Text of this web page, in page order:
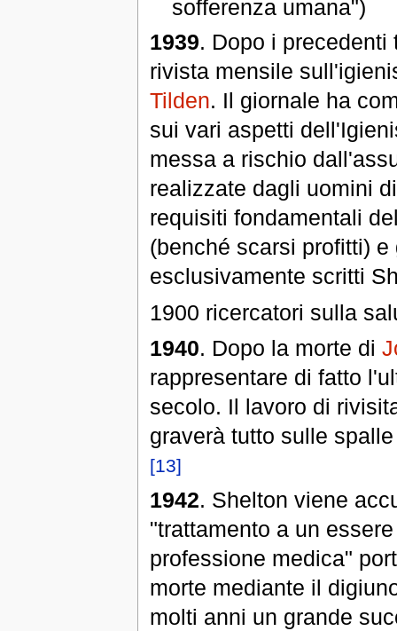
sofferenza umana")
1939. Dopo i
rivista mensile
Tilden. Il giornale ha
sui vari aspetti
messa a rischio
realizzate dagli uomini
requisiti fondamentali
(benché scarsi profitti)
esclusivamente scritti
1900 ricercatori sulla
1940. Dopo la morte di
rappresentare di fatto
secolo. Il lavoro di
graverà tutto sulle
[13]
1942. Shelton viene
"trattamento a un
professione medica"
morte mediante il
molti anni un grande